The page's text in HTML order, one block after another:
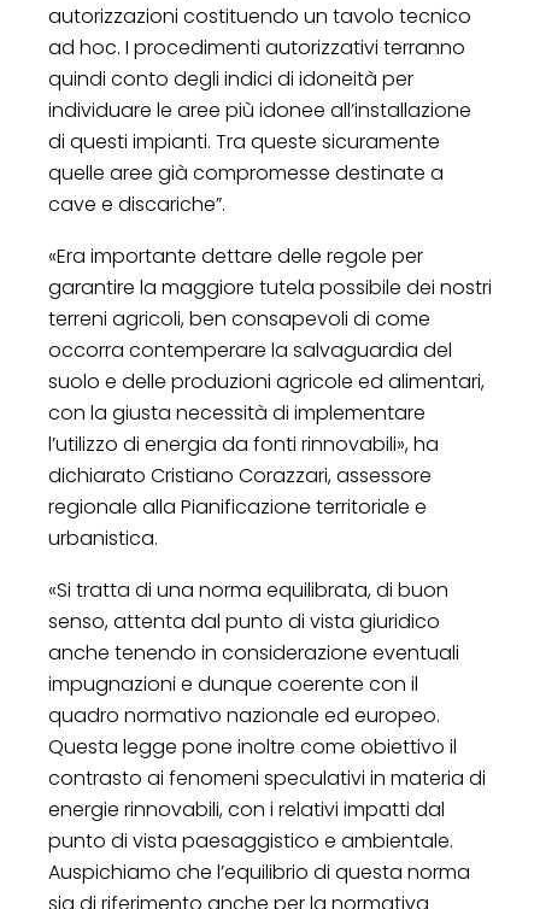
autorizzazioni costituendo un tavolo tecnico
ad hoc. I procedimenti autorizzativi terranno
quindi conto degli indici di idoneità per
individuare le aree più idonee all’installazione
di questi impianti. Tra queste sicuramente
quelle aree già compromesse destinate a
cave e discariche”.
«Era importante dettare delle regole per
garantire la maggiore tutela possibile dei nostri
terreni agricoli, ben consapevoli di come
occorra contemperare la salvaguardia del
suolo e delle produzioni agricole ed alimentari,
con la giusta necessità di implementare
l’utilizzo di energia da fonti rinnovabili», ha
dichiarato Cristiano Corazzari, assessore
regionale alla Pianificazione territoriale e
urbanistica.
«Si tratta di una norma equilibrata, di buon
senso, attenta dal punto di vista giuridico
anche tenendo in considerazione eventuali
impugnazioni e dunque coerente con il
quadro normativo nazionale ed europeo.
Questa legge pone inoltre come obiettivo il
contrasto ai fenomeni speculativi in materia di
energie rinnovabili, con i relativi impatti dal
punto di vista paesaggistico e ambientale.
Auspichiamo che l’equilibrio di questa norma
sia di riferimento anche per la normativa